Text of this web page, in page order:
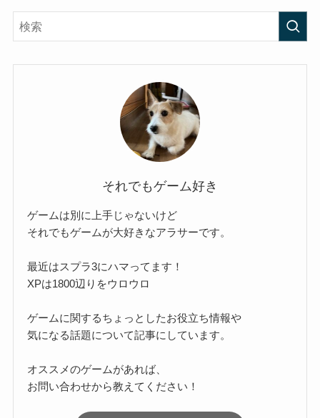
それでもゲーム好き
ゲームは別に上手じゃないけど
それでもゲームが大好きなアラサーです。
最近はスプラ3にハマってます！
XPは1800辺りをウロウロ
ゲームに関するちょっとしたお役立ち情報や
気になる話題について記事にしています。
オススメのゲームがあれば、
お問い合わせから教えてください！